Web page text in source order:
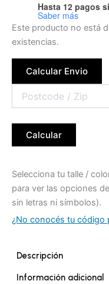
Hasta 12 pagos
Saber más
Este producto no está
existencias.
Calcular Envio
Calcular
Selecciona tu talle /
para ver las opciones
sin letras ni símbolos).
¿No conocés tu código
Descripción
Información adicional